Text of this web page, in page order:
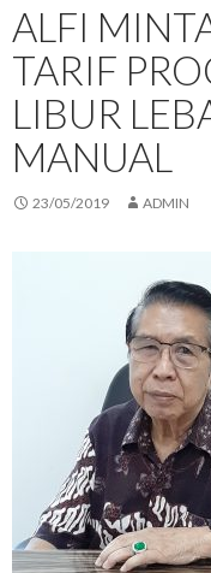
ALFI
TARIF
LIBUR
MANUAL
23/05/2019 ADMIN